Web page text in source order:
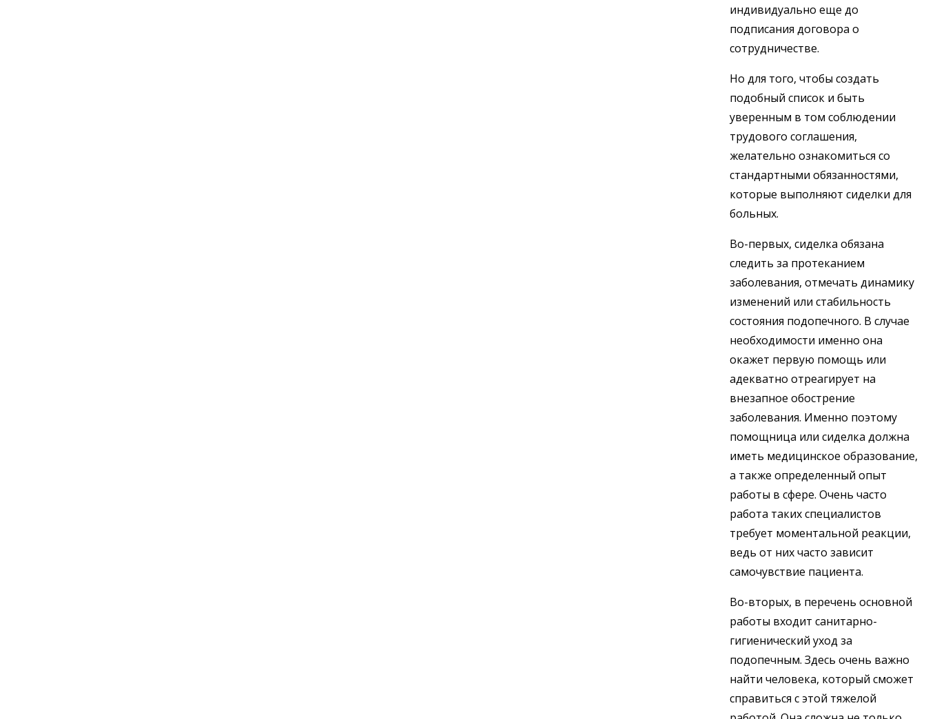
индивидуально еще до
подписания договора о
сотрудничестве.
Но для того, чтобы создать
подобный список и быть
уверенным в том соблюдении
трудового соглашения,
желательно ознакомиться со
стандартными обязанностями,
которые выполняют сиделки для
больных.
Во-первых, сиделка обязана
следить за протеканием
заболевания, отмечать динамику
изменений или стабильность
состояния подопечного. В случае
необходимости именно она
окажет первую помощь или
адекватно отреагирует на
внезапное обострение
заболевания. Именно поэтому
помощница или сиделка должна
иметь медицинское образование,
а также определенный опыт
работы в сфере. Очень часто
работа таких специалистов
требует моментальной реакции,
ведь от них часто зависит
самочувствие пациента.
Во-вторых, в перечень основной
работы входит санитарно-
гигиенический уход за
подопечным. Здесь очень важно
найти человека, который сможет
справиться с этой тяжелой